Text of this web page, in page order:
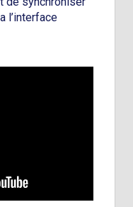
l’interface